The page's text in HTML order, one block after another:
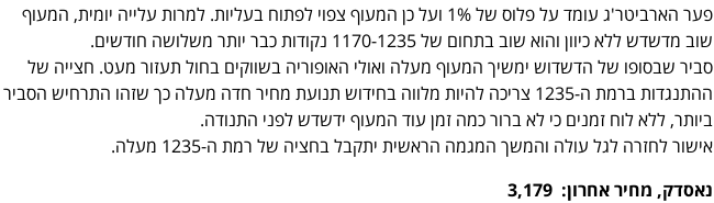
פער הארביטר'ג עומד על פלוס של 1% ועל כן המעוף צפוי לפתוח בעליות. למרות עלייה יומית, המעוף
שוב מדשדש ללא כיוון והוא שוב בתחום של 1170-1235 נקודות כבר יותר משלושה חודשים.
סביר שבסופו של הדשדוש ימשיך המעוף מעלה ואולי האופוריה בשווקים בחול תעזור מעט. חצייה של
ההתנגדות ברמת ה-1235 צריכה להיות מלווה בחידוש תנועת מחיר חדה מעלה כך שזהו התרחיש הסביר
ביותר, ללא לוח זמנים כי לא ברור כמה זמן עוד המעוף ידשדש לפני התנודה.
אישור לחזרה לגל עולה והמשך המגמה הראשית יתקבל בחציה של רמת ה-1235 מעלה.
נאסדק, מחיר אחרון: 3,179